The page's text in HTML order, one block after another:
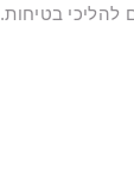
להליכי בטיחות.